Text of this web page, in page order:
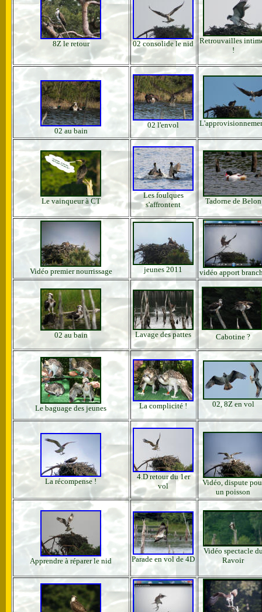
8Z le retour 02 consolide le nid
Retrouvailles
!
02 au bain
02 l'envol
Le vainqueur à CT
Les foulques
s'affrontent
Tadorne de Belon
Vidéo premier nourrissage jeunes 2011 vidéo apport
02 au bain Lavage des pattes Cabotine ?
Le baguage des jeunes La complicité ! 02, 8Z en vol
La récompense !
4.D retour du 1er
vol
Vidéo, dispute
un poisson
Apprendre à réparer le nid Parade en vol de 4D
Vidéo spectacle
Ravoir